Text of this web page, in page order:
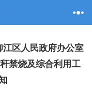
江区人民政府办公室
禁烧及综合利用工